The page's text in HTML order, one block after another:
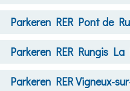
Parkeren RER Pont de
Parkeren RER Rungis La
Parkeren RER Vigneux-